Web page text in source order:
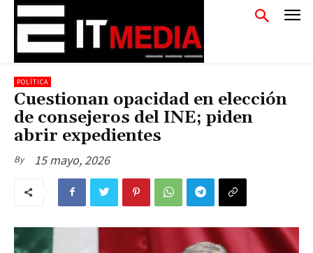
POLÍTICA
Cuestionan opacidad en elección
de consejeros del INE; piden
abrir expedientes
By 15 mayo, 2026